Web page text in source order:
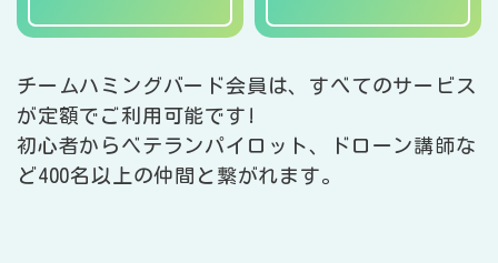
チームハミングバード会員は、すべてのサービス
が定額でご利用可能です!
初心者からベテランパイロット、ドローン講師な
ど400名以上の仲間と繋がれます。